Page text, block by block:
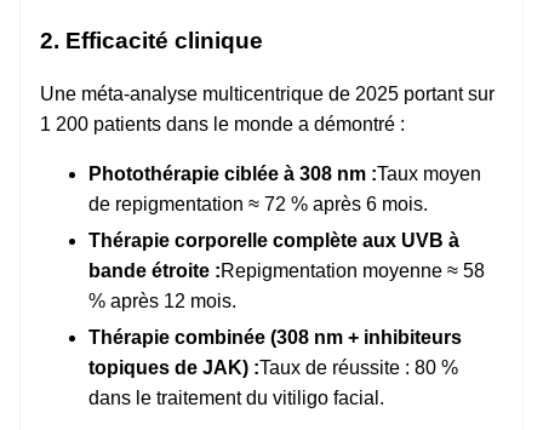
2. Efficacité clinique
Une méta-analyse multicentrique de 2025 portant sur
1 200 patients dans le monde a démontré :
Photothérapie ciblée à 308 nm :Taux moyen
de repigmentation ≈ 72 % après 6 mois.
Thérapie corporelle complète aux UVB à
bande étroite :Repigmentation moyenne ≈ 58
% après 12 mois.
Thérapie combinée (308 nm + inhibiteurs
topiques de JAK) :Taux de réussite : 80 %
dans le traitement du vitiligo facial.